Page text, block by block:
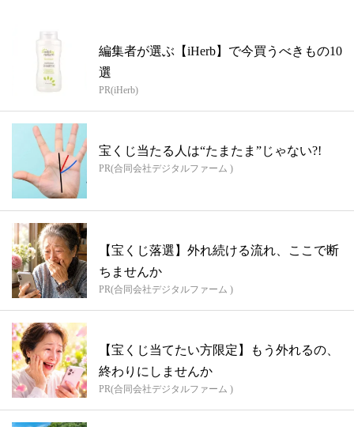
編集者が選ぶ【iHerb】で今買うべきもの10
選
PR(iHerb)
宝くじ当たる人は“たまたま”じゃない?!
PR(合同会社デジタルファーム )
【宝くじ落選】外れ続ける流れ、ここで断
ちませんか
PR(合同会社デジタルファーム )
【宝くじ当てたい方限定】もう外れるの、
終わりにしませんか
PR(合同会社デジタルファーム )